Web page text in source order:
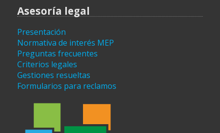
Asesoría legal
Presentación
Normativa de interés MEP
Preguntas frecuentes
Criterios legales
Gestiones resueltas
Formularios para reclamos